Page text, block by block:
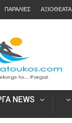
ΠΑΡΑΛΙΕΣ ΑΞΙΟΘΕΑΤΑ
NEWS